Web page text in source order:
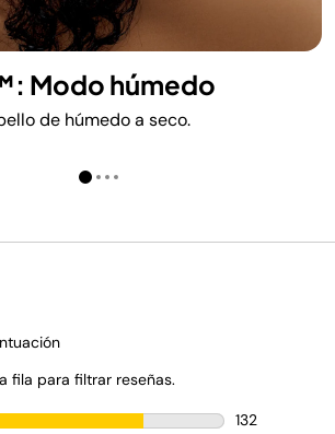
Modo húmedo
de húmedo a seco.